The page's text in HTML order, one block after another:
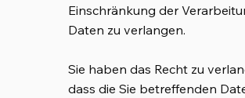
Einschränkung der
Daten zu verlangen.
Sie haben das Recht zu
dass die Sie betreffenden